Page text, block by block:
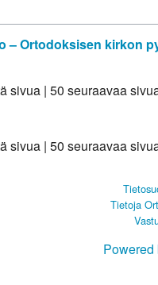
– Ortodoksisen kirkon
sivua | 50 seuraavaa
sivua | 50 seuraavaa
Tietoja